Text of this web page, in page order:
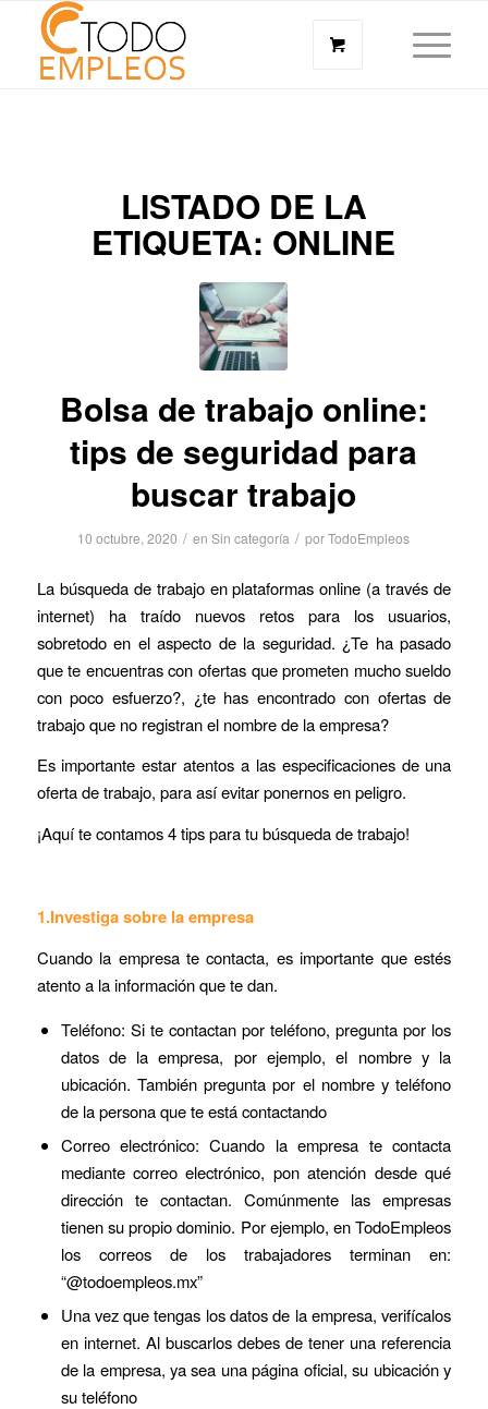
LISTADO DE LA
ETIQUETA: ONLINE
Bolsa de trabajo online:
tips de seguridad para
buscar trabajo
10 octubre, 2020 / enSin categoría / porTodoEmpleos
La búsqueda de trabajo en plataformas online (a través de
internet) ha traído nuevos retos para los usuarios,
sobretodo en el aspecto de la seguridad. ¿Te ha pasado
que te encuentras con ofertas que prometen mucho sueldo
con poco esfuerzo?, ¿te has encontrado con ofertas de
trabajo que no registran el nombre de la empresa?
Es importante estar atentos a las especificaciones de una
oferta de trabajo, para así evitar ponernos en peligro.
¡Aquí te contamos 4 tips para tu búsqueda de trabajo!
1.Investiga sobre la empresa
Cuando la empresa te contacta, es importante que estés
atento a la información que te dan.
Teléfono: Si te contactan por teléfono, pregunta por los
datos de la empresa, por ejemplo, el nombre y la
ubicación. También pregunta por el nombre y teléfono
de la persona que te está contactando
Correo electrónico: Cuando la empresa te contacta
mediante correo electrónico, pon atención desde qué
dirección te contactan. Comúnmente las empresas
tienen su propio dominio. Por ejemplo, en TodoEmpleos
los correos de los trabajadores terminan en:
“@todoempleos.mx”
Una vez que tengas los datos de la empresa, verifícalos
en internet. Al buscarlos debes de tener una referencia
de la empresa, ya sea una página oficial, su ubicación y
su teléfono